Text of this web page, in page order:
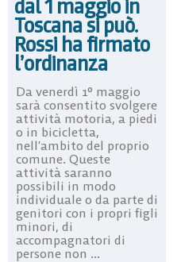
dal 1 maggio in
Toscana si può.
Rossi ha firmato
l’ordinanza
Da venerdì 1° maggio
sarà consentito svolgere
attività motoria, a piedi
o in bicicletta,
nell’ambito del proprio
comune. Queste
attività saranno
possibili in modo
individuale o da parte di
genitori con i propri figli
minori, di
accompagnatori di
persone non ...